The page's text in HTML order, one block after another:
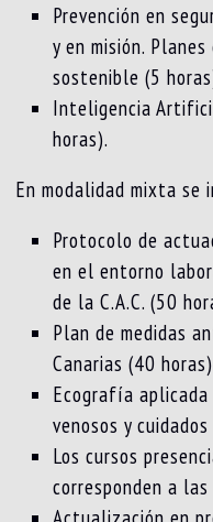
Prevención en
y en misión.
sostenible (5
Inteligencia
horas).
En modalidad mixta se
Protocolo de
en el entorno
de la C.A.C. (50
Plan de medidas
Canarias (40
Ecografía
venosos y
Los cursos
corresponden a las